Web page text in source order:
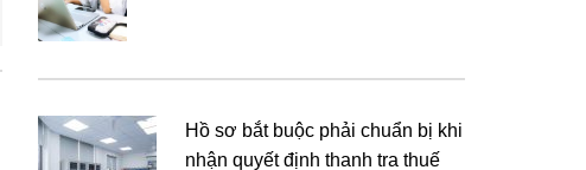
Hồ sơ bắt buộc phải chuẩn bị khi
nhận quyết định thanh tra thuế